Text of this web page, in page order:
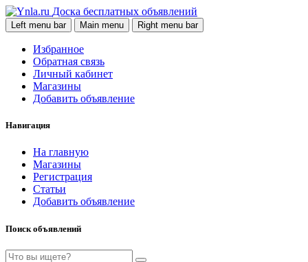
Доска бесплатных объявлений
Left menu bar Main menu Right menu bar
Избранное
Обратная связь
Личный кабинет
Магазины
Добавить объявление
Навигация
На главную
Магазины
Регистрация
Статьи
Добавить объявление
Поиск объявлений